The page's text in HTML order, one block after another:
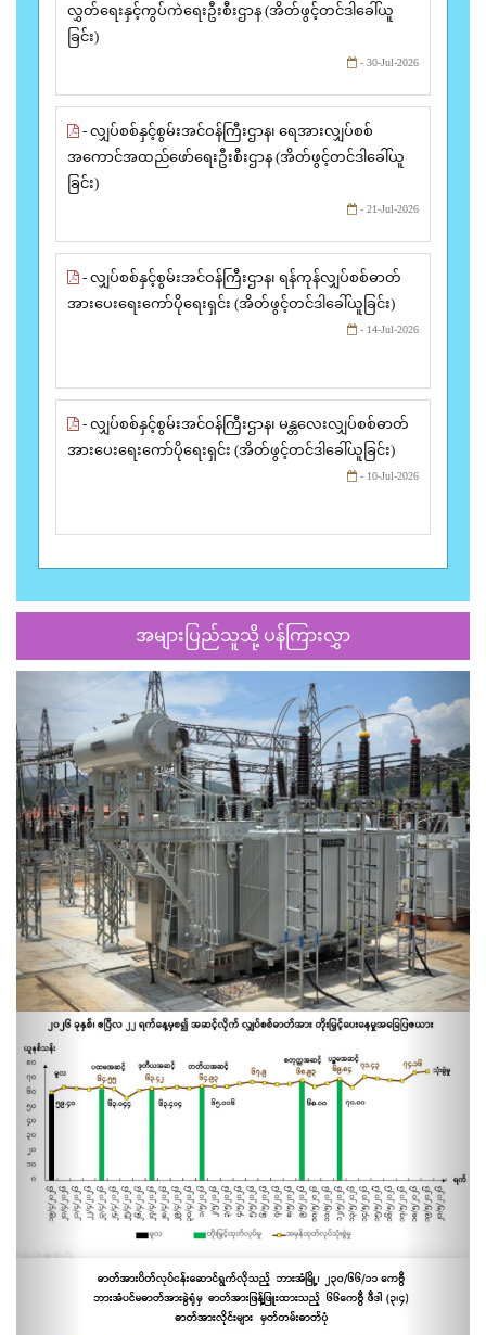
လွှတ်ရေးနှင့်ကွပ်ကဲရေးဦးစီးဌာန (အိတ်ဖွင့်တင်ဒါခေါ်ယူ
ခြင်း)
- 30-Jul-2026
- လျှပ်စစ်နှင့်စွမ်းအင်ဝန်ကြီးဌာန၊ ရေအားလျှပ်စစ်
အကောင်အထည်ဖော်ရေးဦးစီးဌာန (အိတ်ဖွင့်တင်ဒါခေါ်ယူ
ခြင်း)
- 21-Jul-2026
- လျှပ်စစ်နှင့်စွမ်းအင်ဝန်ကြီးဌာန၊ ရန်ကုန်လျှပ်စစ်ဓာတ်
အားပေးရေးကော်ပိုရေးရှင်း (အိတ်ဖွင့်တင်ဒါခေါ်ယူခြင်း)
- 14-Jul-2026
- လျှပ်စစ်နှင့်စွမ်းအင်ဝန်ကြီးဌာန၊ မန္တလေးလျှပ်စစ်ဓာတ်
အားပေးရေးကော်ပိုရေးရှင်း (အိတ်ဖွင့်တင်ဒါခေါ်ယူခြင်း)
- 10-Jul-2026
အများပြည်သူသို့ ပန်ကြားလွှာ
Previous